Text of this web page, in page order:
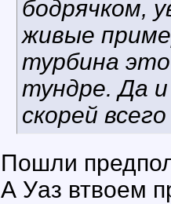
бодрячком,
живые
турбина
тундре. Да
скорей
Пошли
А Уаз втвоем